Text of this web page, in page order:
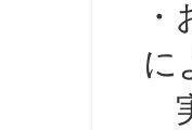
・
に
実